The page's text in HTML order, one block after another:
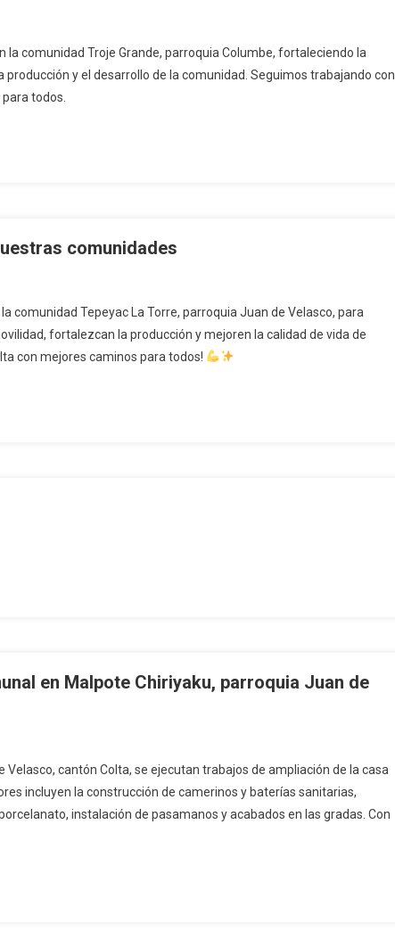
comunidad Troje Grande, parroquia Columbe, fortaleciendo la
y el desarrollo de la comunidad. Seguimos trabajando con
todos.
comunidades
comunidad Tepeyac La Torre, parroquia Juan de Velasco, para
fortalezcan la producción y mejoren la calidad de vida de
con mejores caminos para todos!
en Malpote Chiriyaku, parroquia Juan de
cantón Colta, se ejecutan trabajos de ampliación de la casa
incluyen la construcción de camerinos y baterías sanitarias,
instalación de pasamanos y acabados en las gradas. Con